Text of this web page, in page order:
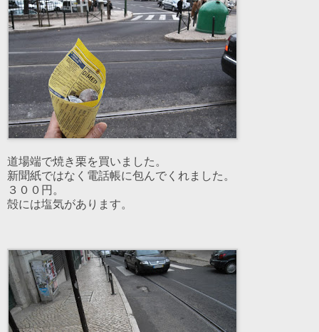
道場端で焼き栗を買いました。
新聞紙ではなく電話帳に包んでくれました。
３００円。
殻には塩気があります。